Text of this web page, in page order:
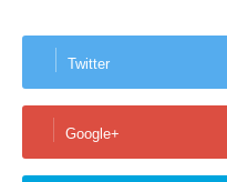
Twitter
Google+